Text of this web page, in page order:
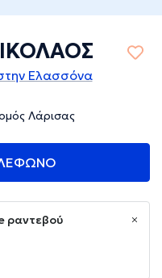
Ελασσόνα
Λάρισας
ραντεβού